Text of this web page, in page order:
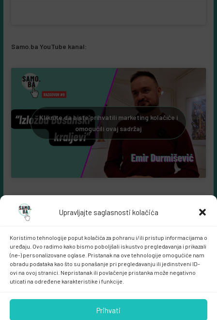
Upravljajte saglasnosti kolačića
Koristimo tehnologije poput kolačića za pohranu i/ili pristup informacijama o
uređaju. Ovo radimo kako bismo poboljšali iskustvo pregledavanja i prikazali
(ne-) personalizovane oglase. Pristanak na ove tehnologije omogućiće nam
obradu podataka kao što su ponašanje pri pregledavanju ili jedinstveni ID-
ovi na ovoj stranici. Nepristanak ili povlačenje pristanka može negativno
uticati na određene karakteristike i funkcije.
Prihvati
Samo.ba YouTube kanal:
Kliknite da biste prihvatili marketing kolačiće i
omogućili ovaj sadržaj
Samo.ba MARKETING